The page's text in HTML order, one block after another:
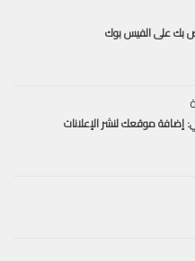
إضافة موقعك لنشر الإعلانات